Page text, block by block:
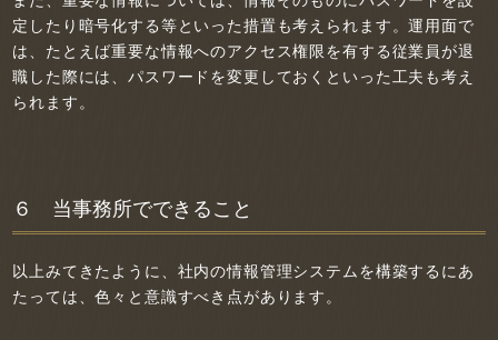
定したり暗号化する等といった措置も考えられます。運用面で
は、たとえば重要な情報へのアクセス権限を有する従業員が退
職した際には、パスワードを変更しておくといった工夫も考え
られます。
６ 当事務所でできること
以上みてきたように、社内の情報管理システムを構築するにあ
たっては、色々と意識すべき点があります。